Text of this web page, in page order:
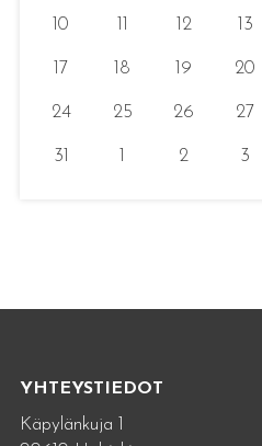
10 12 13
17 18 19 20
24 25 26 27
31 2 3
YHTEYSTIEDOT
Käpylänkuja 1